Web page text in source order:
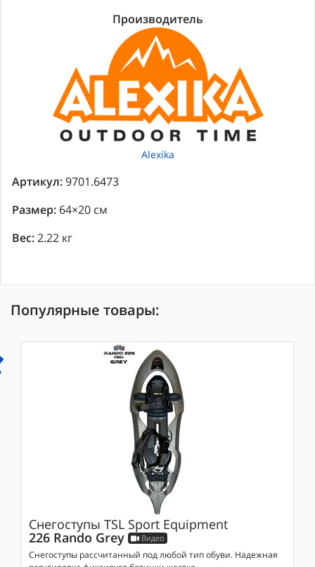
Производитель
Alexika
Артикул:9701.6473
Размер: 64×20 см
Вес:2.22 кг
Популярные товары:
Снегоступы TSL Sport Equipment
226 Rando Grey Видео
Снегоступы рассчитанный под любой тип обуви. Надежная